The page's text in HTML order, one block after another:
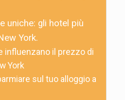
uniche: gli hotel più
York.
influenzano il prezzo di
York
sul tuo alloggio a